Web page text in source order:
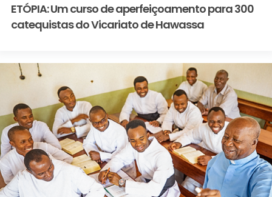
ETÓPIA: Um curso de aperfeiçoamento para 300
catequistas do Vicariato de Hawassa